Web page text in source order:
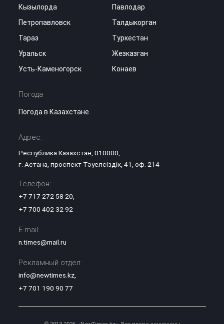
Кызылорда
Павлодар
Петропавловск
Талдыкорган
Тараз
Туркестан
Уральск
Жезказган
Усть-Каменогорск
Конаев
Погода
Погода в Казахстане
Адрес:
Республика Казахстан, 010000,
г. Астана, проспект Тәуелсіздік, 41, оф. 214
Телефон:
+7 717 272 58 20
+7 700 402 32 92
E-mail:
n.times@mail.ru
Рекламный отдел:
info@newtimes.kz,
+7 701 190 90 77